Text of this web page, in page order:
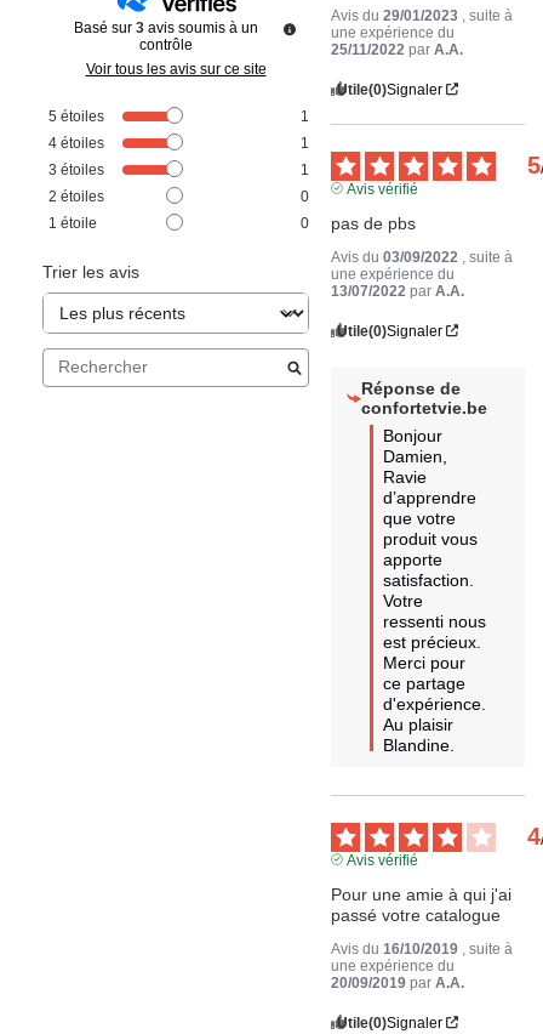
Basé sur 3 avis soumis à un
contrôle
Voir tous les avis sur ce site
5 étoiles
1
4 étoiles
1
3 étoiles
1
2 étoiles
0
1 étoile 0
Trier les avis
Avis du29/01/2023
, suite à
une expérience du
25/11/2022 parA.A.
Utile(0)Signaler
5
Avis vérifié
pas de pbs
Avis du03/09/2022
, suite à
une expérience du
13/07/2022 parA.A.
Utile(0)Signaler
Réponse de
confortetvie.be
Bonjour
Damien,
Ravie
d’apprendre
que votre
produit vous
apporte
satisfaction.
Votre
ressenti nous
est précieux.
Merci pour
ce partage
d'expérience.
Au plaisir
Blandine.
4
Avis vérifié
Pour une amie à qui j'ai
passé votre catalogue
Avis du 16/10/2019
, suite à
une expérience du
20/09/2019 parA.A.
Utile(0)Signaler